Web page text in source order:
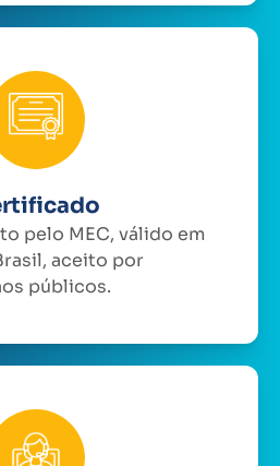
pelo MEC, válido em
aceito por
públicos.